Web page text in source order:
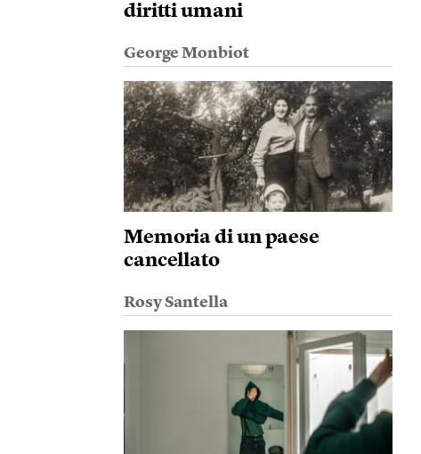
diritti umani
George Monbiot
Memoria di un paese
cancellato
Rosy Santella